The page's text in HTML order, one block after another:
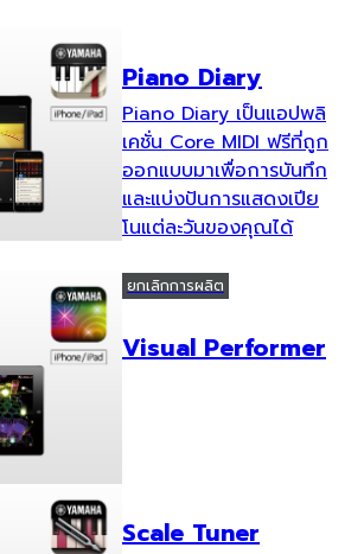
Piano Diary
Piano Diary เป็นแอปพลิ
เคชั่น Core MIDI ฟรีที่ถูก
ออกแบบมาเพื่อการบันทึก
และแบ่งปันการแสดงเปีย
โนแต่ละวันของคุณได้
Visual Performer
ยกเลิกการผลิต
Scale Tuner